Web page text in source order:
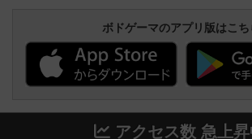
ボドゲーマのアプリ版はこち
アクセス数 急上昇